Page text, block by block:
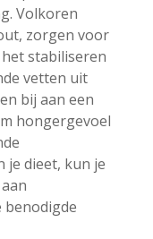
Volkoren
zorgen voor
stabiliseren
vetten uit
bij aan een
hongergevoel
je dieet, kun je
benodigde